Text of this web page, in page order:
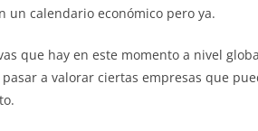
un calendario económico pero ya.
que hay en este momento a nivel
a valorar ciertas empresas que